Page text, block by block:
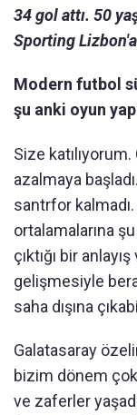
34 gol attı. 50
Sporting
Modern futbol
şu anki oyun
Size
azalmaya
santrfor
ortalamalarına
çıktığı bir
gelişmesiyle
saha dışına
Galatasaray
bizim dönem çok
ve zaferler